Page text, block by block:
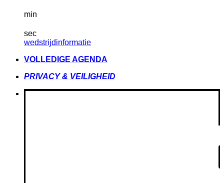
min
sec
wedstrijdinformatie
VOLLEDIGE AGENDA
PRIVACY & VEILIGHEID